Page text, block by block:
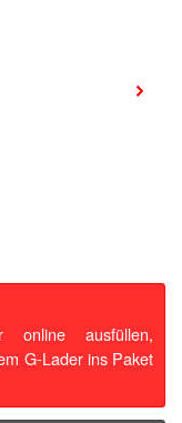
online ausfüllen,
G-Lader ins Paket